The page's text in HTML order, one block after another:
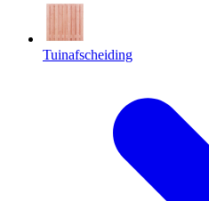
Tuinafscheiding